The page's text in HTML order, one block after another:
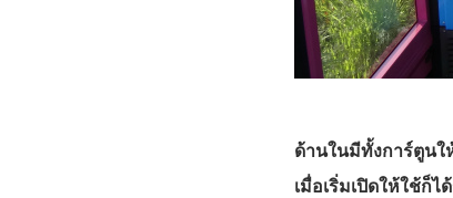
ด้านในมีทั้งการ์ตูนใ
เมื่อเริ่มเปิดให้ใช้ก็